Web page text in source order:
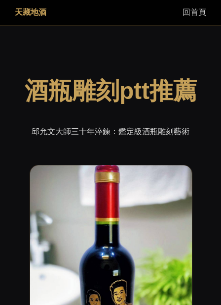
天藏地酒 回首頁
酒瓶雕刻ptt推薦
邱允文大師三十年淬鍊：鑑定級酒瓶雕刻藝術